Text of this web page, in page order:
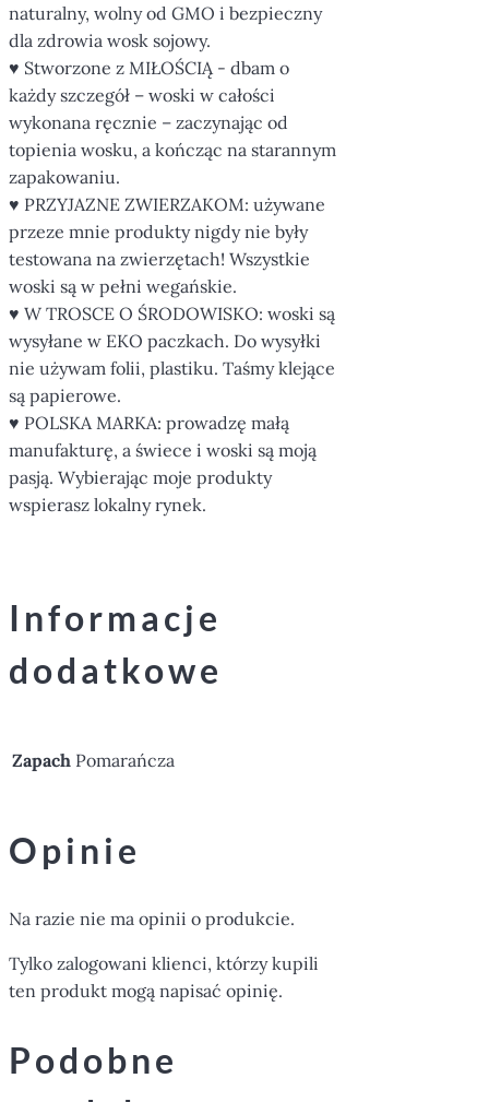
naturalny, wolny od GMO i bezpieczny
dla zdrowia wosk sojowy.
♥ Stworzone z MIŁOŚCIĄ - dbam o
każdy szczegół – woski w całości
wykonana ręcznie – zaczynając od
topienia wosku, a kończąc na starannym
zapakowaniu.
♥ PRZYJAZNE ZWIERZAKOM: używane
przeze mnie produkty nigdy nie były
testowana na zwierzętach! Wszystkie
woski są w pełni wegańskie.
♥ W TROSCE O ŚRODOWISKO: woski są
wysyłane w EKO paczkach. Do wysyłki
nie używam folii, plastiku. Taśmy klejące
są papierowe.
♥ POLSKA MARKA: prowadzę małą
manufakturę, a świece i woski są moją
pasją. Wybierając moje produkty
wspierasz lokalny rynek.
Informacje
dodatkowe
Zapach Pomarańcza
Opinie
Na razie nie ma opinii o produkcie.
Tylko zalogowani klienci, którzy kupili
ten produkt mogą napisać opinię.
Podobne